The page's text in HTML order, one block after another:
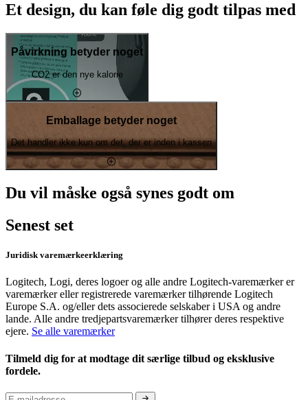
Et design, du kan føle dig godt tilpas med
Påvirkning betyder noget
CO2 er den nye kalorie
Emballage betyder noget
Det handler ikke kun om det, der er inden i kassen
Du vil måske også synes godt om
Senest set
Juridisk varemærkeerklæring
Logitech, Logi, deres logoer og alle andre Logitech-varemærker er
varemærker eller registrerede varemærker tilhørende Logitech
Europe S.A. og/eller dets associerede selskaber i USA og andre
lande. Alle andre tredjepartsvaremærker tilhører deres respektive
ejere. Se alle varemærker
Tilmeld dig for at modtage dit særlige tilbud og eksklusive
fordele.